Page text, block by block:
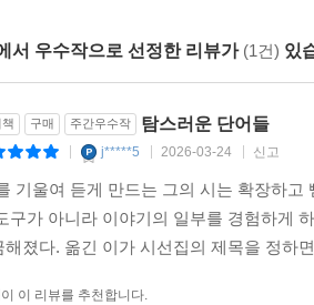
단어들이 있다
있어서, 그것들은
서 누리는,
서 우수작으로 선정한 리뷰가 (1건) 있
구매 주간우수작 탐스러운 단어들
j*****5 2026-03-24 신고
기울여 듣게 만드는 그의 시는 확장하
구가 아니라 이야기의 일부를 경험하게
해졌다. 옮긴 이가 시선집의 제목을 정하
이 이 리뷰를 추천합니다.